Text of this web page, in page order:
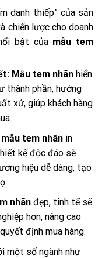
danh thiếp” của sản
chiến lược cho doanh
bật của mẫu tem
Mẫu tem nhãnhiển
thành phần, hướng
xứ, giúp khách hàng
mẫu tem nhãnin
kế độc đáo sẽ
hiệu dễ dàng, tạo
nhãnđẹp, tinh tế sẽ
hơn, nâng cao
định mua hàng.
một số ngành như